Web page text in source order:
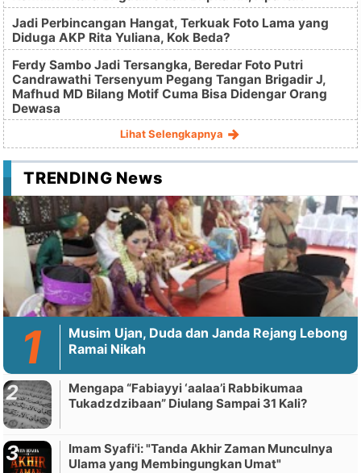
Jadi Perbincangan Hangat, Terkuak Foto Lama yang
Diduga AKP Rita Yuliana, Kok Beda?
Ferdy Sambo Jadi Tersangka, Beredar Foto Putri
Candrawathi Tersenyum Pegang Tangan Brigadir J,
Mafhud MD Bilang Motif Cuma Bisa Didengar Orang
Dewasa
Lihat Selengkapnya
TRENDING News
Musim Ujan, Duda dan Janda Rejang Lebong
Ramai Nikah
Mengapa “Fabiayyi ‘aalaa’i Rabbikumaa
Tukadzdzibaan” Diulang Sampai 31 Kali?
Imam Syafi'i: "Tanda Akhir Zaman Munculnya
Ulama yang Membingungkan Umat"